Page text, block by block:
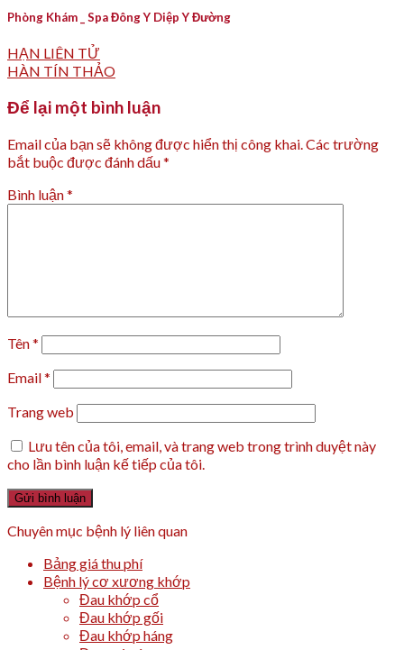
Phòng Khám _ Spa Đông Y Diệp Y Đường
HẠN LIÊN TỬ
HÀN TÍN THẢO
Để lại một bình luận
Email của bạn sẽ không được hiển thị công khai. Các trường
bắt buộc được đánh dấu*
Bình luận*
Tên*
Email*
Trang web
Lưu tên của tôi, email, và trang web trong trình duyệt này
cho lần bình luận kế tiếp của tôi.
Chuyên mục bệnh lý liên quan
Bảng giá thu phí
Bệnh lý cơ xương khớp
Đau khớp cổ
Đau khớp gối
Đau khớp háng